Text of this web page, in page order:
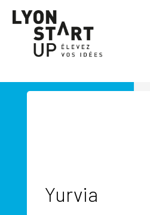
Yurvia